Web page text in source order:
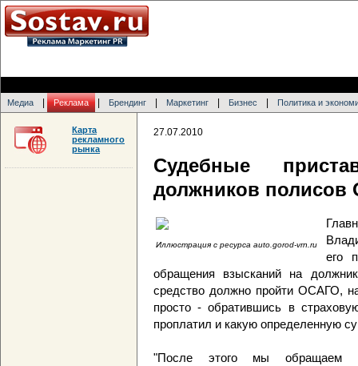
Медиа Реклама Брендинг Маркетинг Бизнес Политика и
27.07.2010
Судебные
должников
Иллюстрация с ресурса auto.gorod-vrn.ru
его
обращения взысканий на
средство должно пройти ОСАГО,
просто - обратившись в
проплатил и какую определенную
"После этого мы обращаем
Карта
рекламного
рынка